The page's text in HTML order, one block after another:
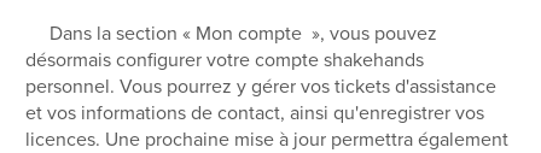
Dans la section « Mon compte », vous pouvez
désormais configurer votre compte shakehands
personnel. Vous pourrez y gérer vos tickets d'assistance
et vos informations de contact, ainsi qu'enregistrer vos
licences. Une prochaine mise à jour permettra également